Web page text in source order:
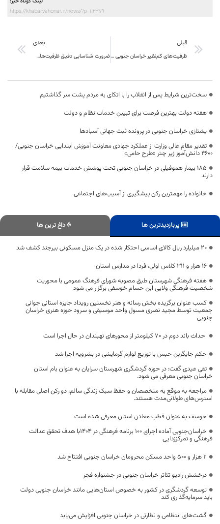
https://khabarvahonar.ir/news/?p=112379
قبلی
ظرفیت‌های کم‌نظیر خراسان جنوبی در حوزه‌های مرزی، ترانزیتی و سرمایه‌گذاری
بعدی
ضرورت شناسایی دقیق ظرفیت‌های فناورانه برای حل مسائل شرکت‌های دانش‌بنیان
سخت‌ترین شرایط پس از انقلاب را با اتکای به مردم پشت سر گذاشتیم
هفته دولت بهترین فرصت برای تبیین خدمات نظام و دولت
یشتازی خراسان جنوبی در پرونده ثبت جهانی آسبادها
تقدیر مقام عالی وزارت از عملکرد جهادی معاونت آموزش ابتدایی خراسان جنوبی/
۴۶۰۰ دانش‌آموز زیر چتر «طرح حامی»
۱۸۵ بیمار هموفیلی در خراسان جنوبی تحت پوشش خدمات بیمه سلامت قرار
دارند
خانواده را مهمترین رکن پیشگیری از آسیب‌های اجتماعی
پربازدیدترین ها داغ ترین ها
۲۰ میلیارد ریال کالای اساسی احتکار شده در یک منزل مسکونی بیرجند کشف شد
16 هزار و 311 کلاس اولی، فردا در مدارس استان
هفته فرهنگی شهرستان طبق مصوبه شورای فرهنگ عمومی با محوریت
شخصیت فرهنگی ولایی ابن حسام خوسفی برگزار می شود
کسب عنوان برگزیده بخش رسانه و هنر نخستین رویداد جایزه استانی جوانی
جمعیت توسط مجید نصری مسول واحد موسیقی و سرود حوزه هنری خراسان
جنوبی
احداث باند دوم در ۷۰ کیلومتر از محورهای نهبندان در حال اجرا است
حکم جایگزین حبس با توزیع لوازم گرمایشی در بشرویه اجرا شد
تقی عیدی گفت: در حوزه گردشگری شهرستان سرایان به عنوان بام استان
خراسان جنوبی معرفی می شود.
مراجعه به موقع به متخصصان و حفظ سبک زندگی سالم، دو رکن اصلی مقابله با
استرس‌های طولانی‌مدت هستند.
خوسف به عنوان قطب معادن استان معرفی شده است
خراسان‌جنوبی آماده اجرای ۱۰۰ برنامه فرهنگی در ۱۴۰۴با هدف تحقق عدالت
فرهنگی و تمرکززدایی
۲ هزار و ۵۰۰ واحد مسکن محرومان خراسان جنوبی افتتاح شد
درخشش رادیو تئاتر خراسان جنوبی در جشنواره فجر
توسعه گردشگری در کشور به خصوص استان‌هایی مانند خراسان‌ جنوبی دولت
باید سرمایه‌گذاری کند
گشت‌های انتظامی و نظارتی در خراسان جنوبی افزایش می‌یابد